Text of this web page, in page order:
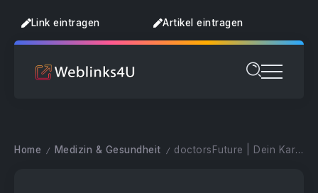
Link eintragen Artikel eintragen
Home / Medizin & Gesundheit / doctorsFuture | Dein Karriere-Boost im Medizinstudium!